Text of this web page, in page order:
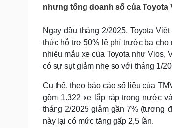
Tư vấn luật
Phân
Sức khỏe
Dinh dưỡng - món ngon
Cây thuốc
Nhi khoa
Nam khoa
Làm đẹp - giảm cân
Phòng mạch online
Đời sống
Nhà đẹp
Blog
nhưng tổng doanh số của Toyota
Ngay đầu tháng 2/2025, Toyota
thức hỗ trợ 50% lệ phí trước bạ cho
nhiều mẫu xe của Toyota như Vios,
có sự sụt giảm nhẹ so với tháng 1/
Cụ thể, theo báo cáo số liệu của
gồm 1.322 xe lắp ráp trong nước
tháng 2/2025 giảm gần 7% (tương
này lại có mức tăng gấp 2,5 lần.